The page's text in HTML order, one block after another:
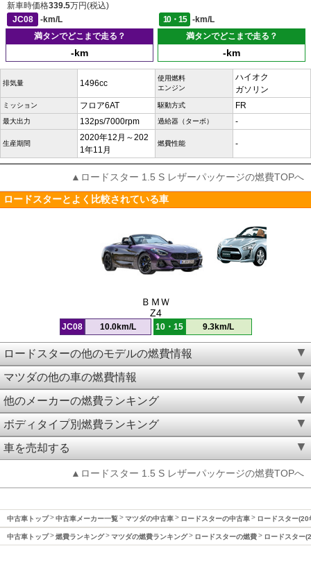
新車時価格339.5万円(税込)
JC08
-km/L 10・15
-km/L
満タンでどこまで走る？
-km
満タンでどこまで走る？
-km
排気量 1496cc
使用燃料
エンジン
ハイオク
ガソリン
ミッション フロア6AT 駆動方式 FR
最大出力 132ps/7000rpm 過給器（ターボ） -
生産期間
2020年12月～202
1年11月
燃費性能 -
▲ロードスター 1.5 S レザーパッケージの燃費TOPへ
ロードスターとよく比較されている車
ＢＭＷ
Z4
JC08 10.0km/L 10・15 9.3km/L
ロードスターの他のモデルの燃費情報
マツダの他の車の燃費情報
他のメーカーの燃費ランキング
ボディタイプ別燃費ランキング
車を売却する
▲ロードスター 1.5 S レザーパッケージの燃費TOPへ
中古車トップ 中古車メーカー一覧 マツダの中古車 ロードスターの中古車 ロードスター
中古車トップ 燃費ランキング マツダの燃費ランキング ロードスターの燃費 ロードスター